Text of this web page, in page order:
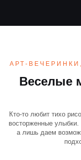
АРТ-
Веселые
Кто-то любит тихо
восторженные
а лишь даем